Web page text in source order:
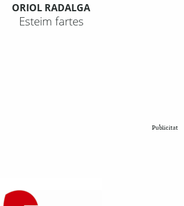
ORIOL RADALGA
Esteim fartes
Publicitat